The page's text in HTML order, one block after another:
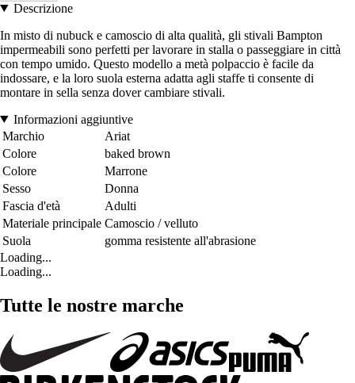
Descrizione
In misto di nubuck e camoscio di alta qualità, gli stivali Bampton
impermeabili sono perfetti per lavorare in stalla o passeggiare in città
con tempo umido. Questo modello a metà polpaccio è facile da
indossare, e la loro suola esterna adatta agli staffe ti consente di
montare in sella senza dover cambiare stivali.
Informazioni aggiuntive
Marchio
Ariat
Colore
baked brown
Colore
Marrone
Sesso
Donna
Fascia d'età
Adulti
Materiale principale Camoscio / velluto
Suola
gomma resistente all'abrasione
Loading...
Loading...
Tutte le nostre marche